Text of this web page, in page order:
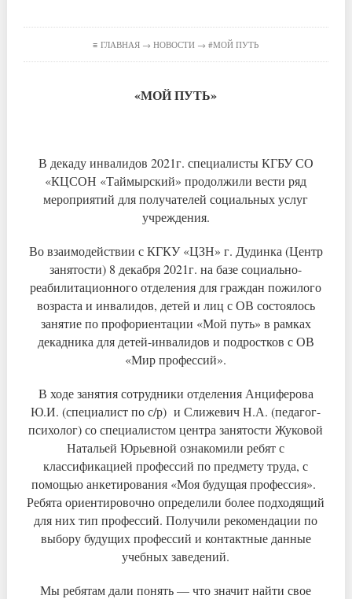
≡ГЛАВНАЯ →НОВОСТИ → #МОЙ ПУТЬ
«МОЙ ПУТЬ»
В декаду инвалидов 2021г. специалисты КГБУ СО
«КЦСОН «Таймырский» продолжили вести ряд
мероприятий для получателей социальных услуг
учреждения.
Во взаимодействии с КГКУ «ЦЗН» г. Дудинка (Центр
занятости) 8 декабря 2021г. на базе социально-
реабилитационного отделения для граждан пожилого
возраста и инвалидов, детей и лиц с ОВ состоялось
занятие по профориентации «Мой путь» в рамках
декадника для детей-инвалидов и подростков с ОВ
«Мир профессий».
В ходе занятия сотрудники отделения Анциферова
Ю.И. (специалист по с/р) и Слижевич Н.А. (педагог-
психолог) со специалистом центра занятости Жуковой
Натальей Юрьевной ознакомили ребят с
классификацией профессий по предмету труда, с
помощью анкетирования «Моя будущая профессия».
Ребята ориентировочно определили более подходящий
для них тип профессий. Получили рекомендации по
выбору будущих профессий и контактные данные
учебных заведений.
Мы ребятам дали понять — что значит найти свое